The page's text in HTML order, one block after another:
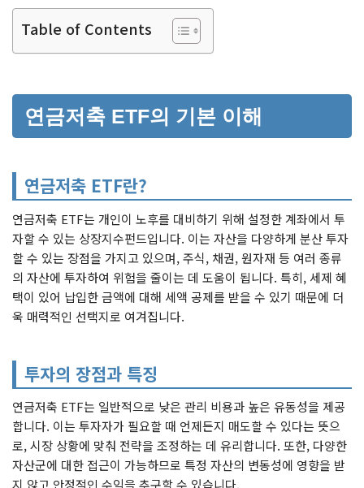
Table of Contents
연금저축 ETF의 기본 이해
연금저축 ETF란?
연금저축 ETF는 개인이 노후를 대비하기 위해 설정한 계좌에서 투
자할 수 있는 상장지수펀드입니다. 이는 자산을 다양하게 분산 투자
할 수 있는 장점을 가지고 있으며, 주식, 채권, 원자재 등 여러 종류
의 자산에 투자하여 위험을 줄이는 데 도움이 됩니다. 특히, 세제 혜
택이 있어 납입한 금액에 대해 세액 공제를 받을 수 있기 때문에 더
욱 매력적인 선택지로 여겨집니다.
투자의 장점과 특징
연금저축 ETF는 일반적으로 낮은 관리 비용과 높은 유동성을 제공
합니다. 이는 투자자가 필요할 때 언제든지 매도할 수 있다는 뜻으
로, 시장 상황에 맞춰 전략을 조정하는 데 유리합니다. 또한, 다양한
자산군에 대한 접근이 가능하므로 특정 자산의 변동성에 영향을 받
지 않고 안정적인 수익을 추구할 수 있습니다.